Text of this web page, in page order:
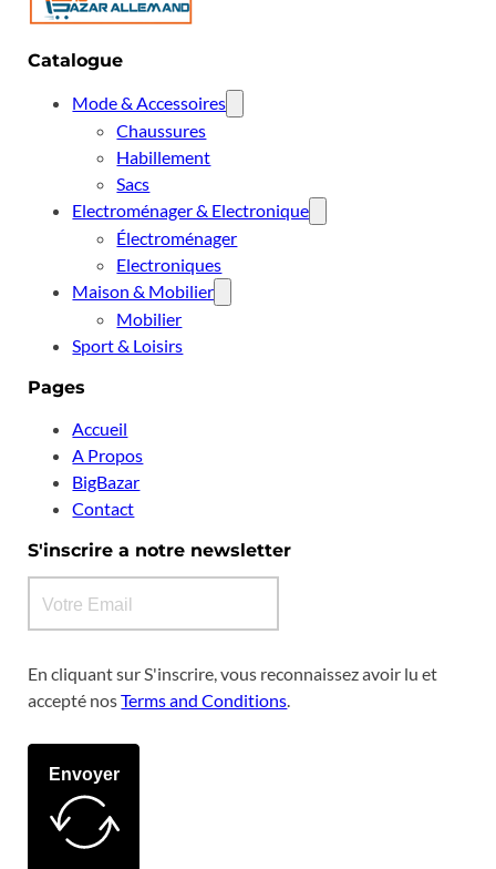
Catalogue
Mode & Accessoires
Chaussures
Habillement
Sacs
Electroménager & Electronique
Électroménager
Electroniques
Maison & Mobilier
Mobilier
Sport & Loisirs
Pages
Accueil
A Propos
BigBazar
Contact
S'inscrire a notre newsletter
En cliquant sur S'inscrire, vous reconnaissez avoir lu et
accepté nosTerms and Conditions.
Envoyer